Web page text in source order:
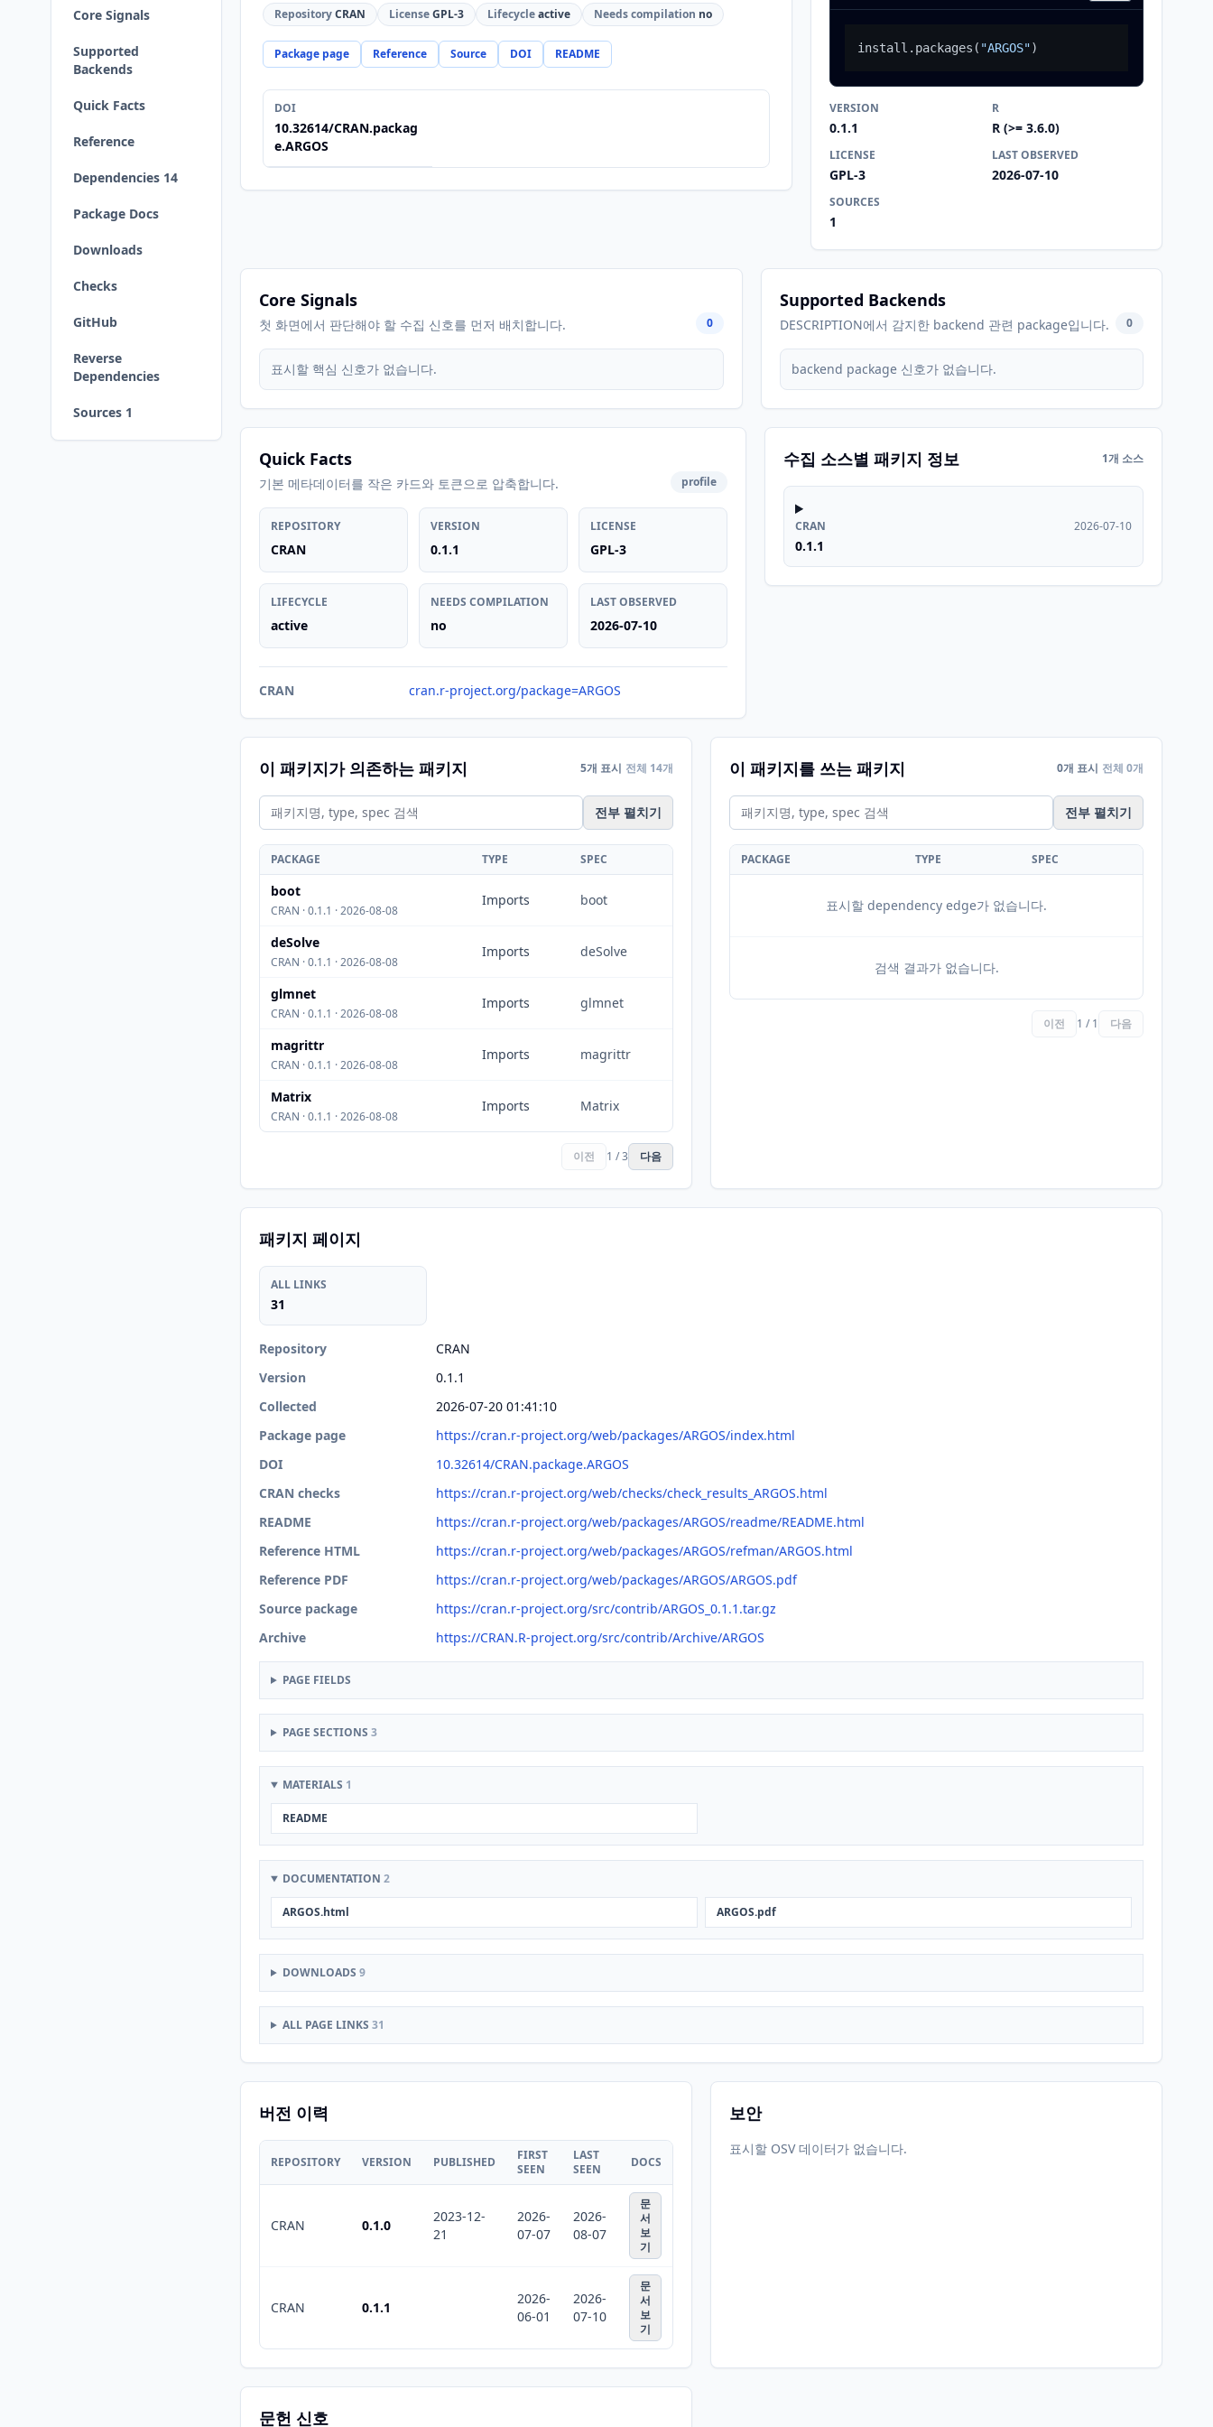
Core Signals
Supported
Backends
Quick Facts
Reference
Dependencies 14
Package Docs
Downloads
Checks
GitHub
Reverse
Dependencies
Sources 1
RepositoryCRAN LicenseGPL-3 Lifecycleactive Needs compilation no
Package page Reference Source DOI README
DOI
10.32614/CRAN.packag
e.ARGOS
install.packages ( "ARGOS")
VERSION
0.1.1
R
R (>= 3.6.0)
LICENSE
GPL-3
LAST OBSERVED
2026-07-10
SOURCES
1
Core Signals
첫 화면에서 판단해야 할 수집 신호를 먼저 배치합니다. 0
표시할 핵심 신호가 없습니다.
Supported Backends
DESCRIPTION에서 감지한 backend 관련 package입니다. 0
backend package 신호가 없습니다.
Quick Facts
기본 메타데이터를 작은 카드와 토큰으로 압축합니다. profile
REPOSITORY
CRAN
VERSION
0.1.1
LICENSE
GPL-3
LIFECYCLE
active
NEEDS COMPILATION
no
LAST OBSERVED
2026-07-10
CRAN cran.r-project.org/package=ARGOS
수집 소스별 패키지 정보 1개 소스
CRAN
0.1.1
2026-07-10
이 패키지가 의존하는 패키지 5개 표시 전체 14개
전부 펼치기
PACKAGE TYPE SPEC
boot
CRAN · 0.1.1 · 2026-08-08
Imports boot
deSolve
CRAN · 0.1.1 · 2026-08-08
Imports deSolve
glmnet
CRAN · 0.1.1 · 2026-08-08
Imports glmnet
magrittr
CRAN · 0.1.1 · 2026-08-08
Imports magrittr
Matrix
CRAN · 0.1.1 · 2026-08-08
Imports Matrix
이전 1 / 3 다음
이 패키지를 쓰는 패키지 0개 표시 전체 0개
전부 펼치기
PACKAGE TYPE SPEC
표시할 dependency edge가 없습니다.
검색 결과가 없습니다.
이전 1 / 1 다음
패키지 페이지
ALL LINKS
31
Repository
CRAN
Version
0.1.1
Collected
2026-07-20 01:41:10
Package page
https://cran.r-project.org/web/packages/ARGOS/index.html
DOI
10.32614/CRAN.package.ARGOS
CRAN checks
https://cran.r-project.org/web/checks/check_results_ARGOS.html
README
https://cran.r-project.org/web/packages/ARGOS/readme/README.html
Reference HTML
https://cran.r-project.org/web/packages/ARGOS/refman/ARGOS.html
Reference PDF
https://cran.r-project.org/web/packages/ARGOS/ARGOS.pdf
Source package
https://cran.r-project.org/src/contrib/ARGOS_0.1.1.tar.gz
Archive
https://CRAN.R-project.org/src/contrib/Archive/ARGOS
PAGE FIELDS
PAGE SECTIONS 3
MATERIALS 1
README
DOCUMENTATION 2
ARGOS.html ARGOS.pdf
DOWNLOADS 9
ALL PAGE LINKS 31
버전 이력
REPOSITORY VERSION PUBLISHED
FIRST
SEEN
LAST
SEEN
DOCS
CRAN 0.1.0
2023-12-
21
2026-
07-07
2026-
08-07
문
서
보
기
CRAN 0.1.1
2026-
06-01
2026-
07-10
문
서
보
기
보안
표시할 OSV 데이터가 없습니다.
문헌 신호